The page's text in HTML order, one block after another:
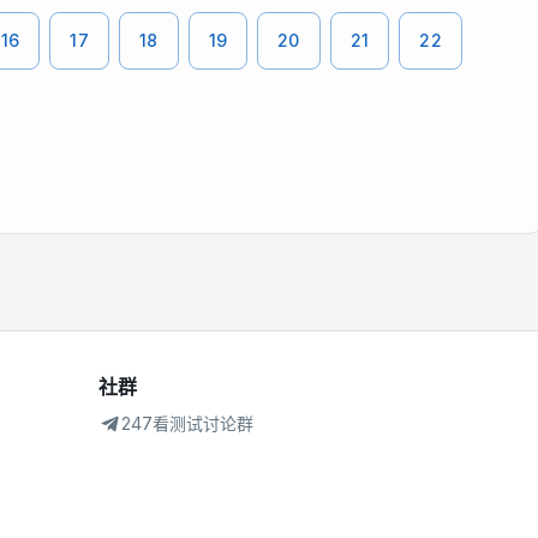
16 17 18 19 20 21 22
社群
247看测试讨论群